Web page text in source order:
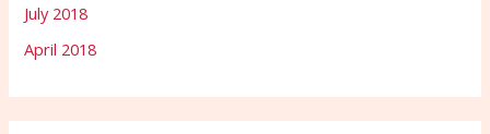
July 2018
April 2018